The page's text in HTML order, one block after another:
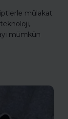
mülakat
mümkün